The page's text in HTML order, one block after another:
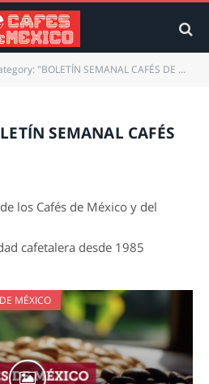
"BOLETÍN SEMANAL CAFÉS DE MÉXICO" (Page 11)
SEMANAL CAFÉS
los Cafés de México y del
cafetalera desde 1985
MÉXICO